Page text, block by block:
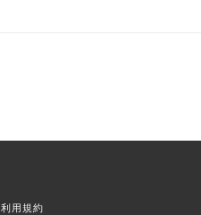
利用規約